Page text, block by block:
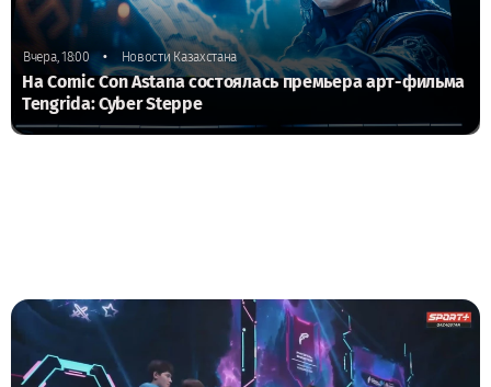
Вчера, 18:00 • Новости Казахстана
На Comic Con Astana состоялась премьера арт-фильма
Tengrida: Cyber Steppe